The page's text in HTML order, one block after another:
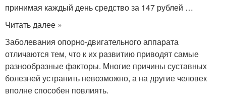
принимая каждый день средство за 147 рублей …
Читать далее »
Заболевания опорно-двигательного аппарата
отличаются тем, что к их развитию приводят самые
разнообразные факторы. Многие причины суставных
болезней устранить невозможно, а на другие человек
вполне способен повлиять.